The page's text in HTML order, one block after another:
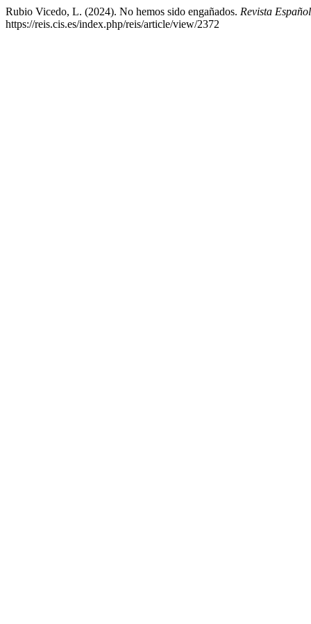
Rubio Vicedo, L. (2024). No hemos sido engañados. Revista
https://reis.cis.es/index.php/reis/article/view/2372